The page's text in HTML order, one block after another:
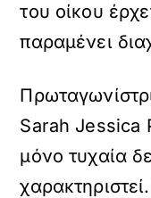
του οίκου
παραμένει
Sarah Jessica
μόνο τυχαία